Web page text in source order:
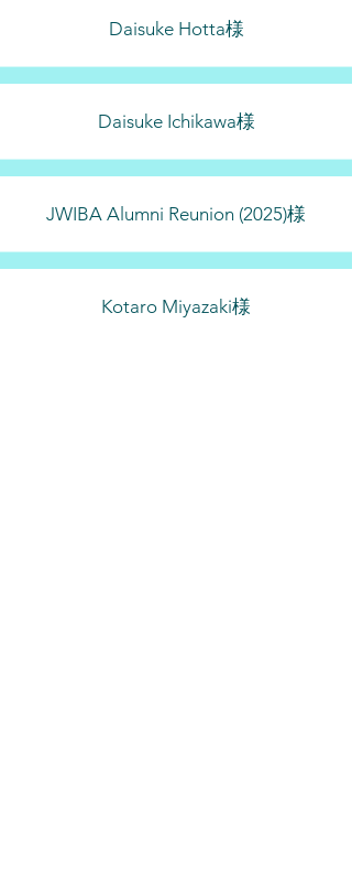
Daisuke Hotta様
Daisuke Ichikawa様
JWIBA Alumni Reunion (2025)様
Kotaro Miyazaki様